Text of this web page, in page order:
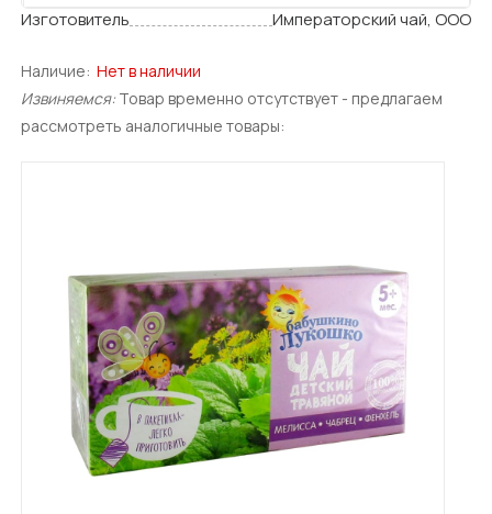
Изготовитель Императорский чай, ООО
Наличие: Нет в наличии
Извиняемся: Товар временно отсутствует - предлагаем
рассмотреть аналогичные товары: